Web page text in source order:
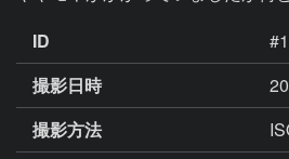
ID
撮影日時
撮影方法